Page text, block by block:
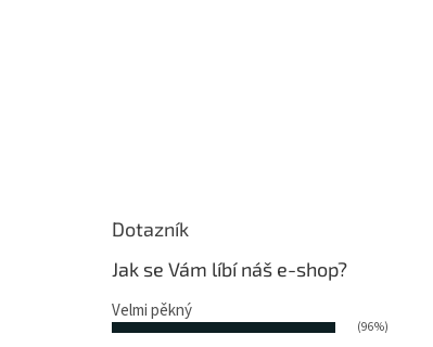
Dotazník
Jak se Vám líbí náš e-shop?
Velmi pěkný
(96%)